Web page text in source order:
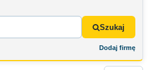
Szukaj
Dodaj firmę